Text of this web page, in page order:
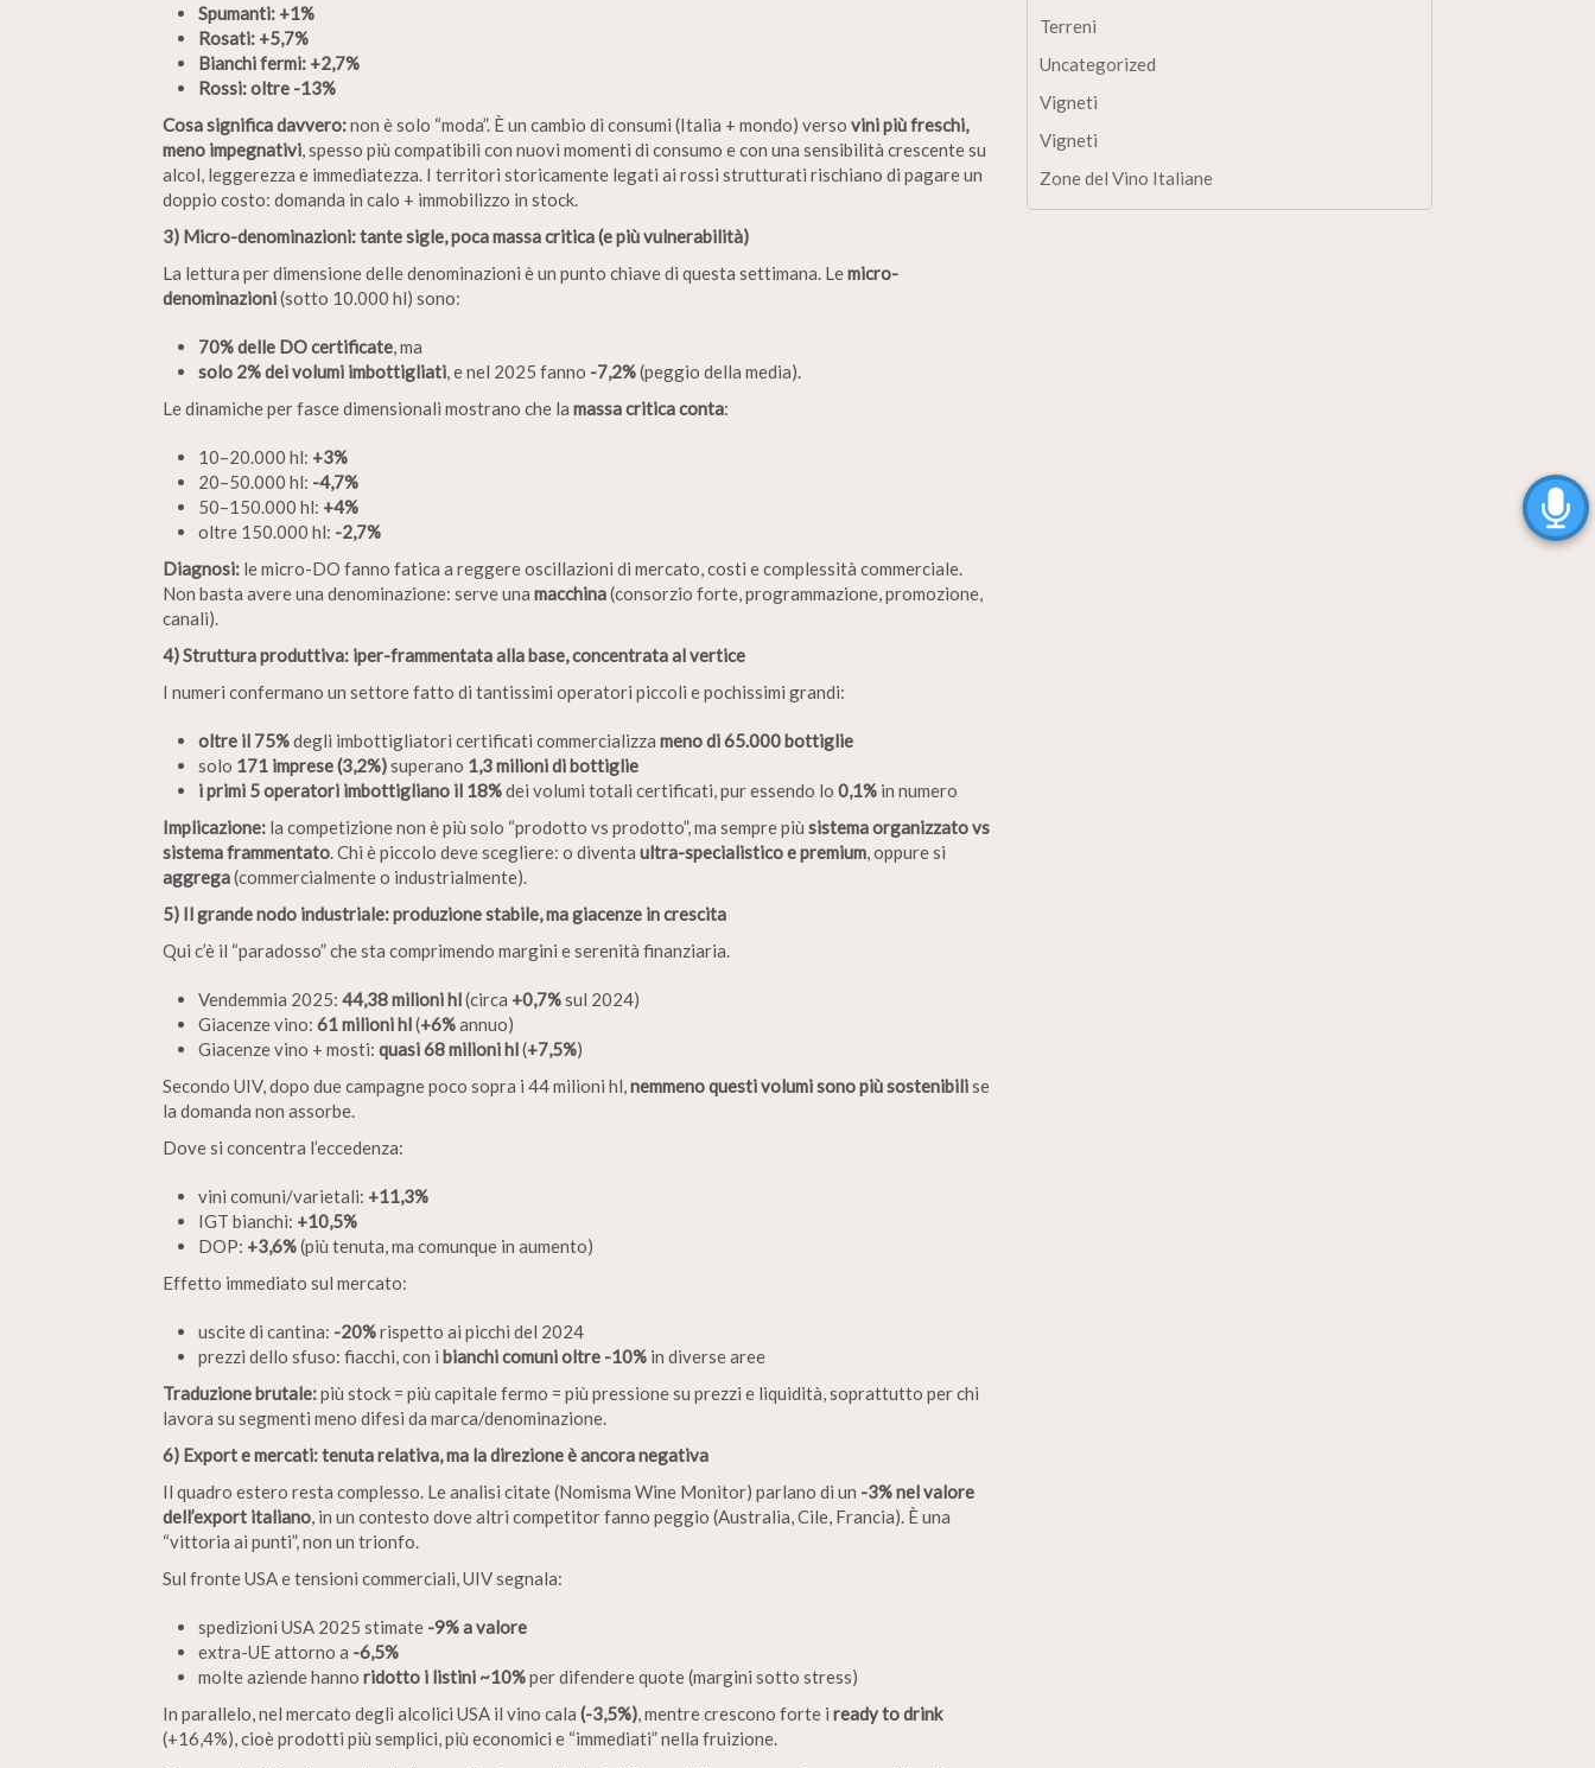
Spumanti: +1%
Rosati: +5,7%
Bianchi fermi: +2,7%
Rossi: oltre -13%
Cosa significa davvero:non è solo “moda”. È un cambio di consumi (Italia + mondo) verso vini più freschi,
meno impegnativi, spesso più compatibili con nuovi momenti di consumo e con una sensibilità crescente su
alcol, leggerezza e immediatezza. I territori storicamente legati ai rossi strutturati rischiano di pagare un
doppio costo: domanda in calo + immobilizzo in stock.
3) Micro-denominazioni: tante sigle, poca massa critica (e più vulnerabilità)
La lettura per dimensione delle denominazioni è un punto chiave di questa settimana. Lemicro-
denominazioni(sotto 10.000 hl) sono:
70% delle DO certificate, ma
solo 2% dei volumi imbottigliati, e nel 2025 fanno -7,2%(peggio della media).
Le dinamiche per fasce dimensionali mostrano che la massa critica conta:
10–20.000 hl: +3%
20–50.000 hl: -4,7%
50–150.000 hl: +4%
oltre 150.000 hl: -2,7%
Diagnosi: le micro-DO fanno fatica a reggere oscillazioni di mercato, costi e complessità commerciale.
Non basta avere una denominazione: serve una macchina(consorzio forte, programmazione, promozione,
canali).
4) Struttura produttiva: iper-frammentata alla base, concentrata al vertice
I numeri confermano un settore fatto di tantissimi operatori piccoli e pochissimi grandi:
oltre il 75%degli imbottigliatori certificati commercializza meno di 65.000 bottiglie
solo 171 imprese (3,2%)superano 1,3 milioni di bottiglie
i primi 5 operatori imbottigliano il 18%dei volumi totali certificati, pur essendo lo 0,1% in numero
Implicazione: la competizione non è più solo “prodotto vs prodotto”, ma sempre più sistema organizzato vs
sistema frammentato. Chi è piccolo deve scegliere: o diventa ultra-specialistico e premium, oppure si
aggrega(commercialmente o industrialmente).
5) Il grande nodo industriale: produzione stabile, ma giacenze in crescita
Qui c’è il “paradosso” che sta comprimendo margini e serenità finanziaria.
Vendemmia 2025: 44,38 milioni hl(circa +0,7%sul 2024)
Giacenze vino: 61 milioni hl(+6%annuo)
Giacenze vino + mosti: quasi 68 milioni hl(+7,5%)
Secondo UIV, dopo due campagne poco sopra i 44 milioni hl,nemmeno questi volumi sono più sostenibilise
la domanda non assorbe.
Dove si concentra l’eccedenza:
vini comuni/varietali: +11,3%
IGT bianchi: +10,5%
DOP: +3,6%(più tenuta, ma comunque in aumento)
Effetto immediato sul mercato:
uscite di cantina: -20%rispetto ai picchi del 2024
prezzi dello sfuso: fiacchi, con i bianchi comuni oltre -10% in diverse aree
Traduzione brutale:più stock = più capitale fermo = più pressione su prezzi e liquidità, soprattutto per chi
lavora su segmenti meno difesi da marca/denominazione.
6) Export e mercati: tenuta relativa, ma la direzione è ancora negativa
Il quadro estero resta complesso. Le analisi citate (Nomisma Wine Monitor) parlano di un -3% nel valore
dell’export italiano, in un contesto dove altri competitor fanno peggio (Australia, Cile, Francia). È una
“vittoria ai punti”, non un trionfo.
Sul fronte USA e tensioni commerciali, UIV segnala:
spedizioni USA 2025 stimate -9% a valore
extra-UE attorno a -6,5%
molte aziende hanno ridotto i listini ~10%per difendere quote (margini sotto stress)
In parallelo, nel mercato degli alcolici USA il vino cala (-3,5%), mentre crescono forte i ready to drink
(+16,4%), cioè prodotti più semplici, più economici e “immediati” nella fruizione.
Terreni
Uncategorized
Vigneti
Vigneti
Zone del Vino Italiane